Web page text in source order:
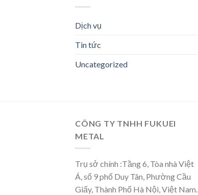
Dịch vụ
Tin tức
Uncategorized
CÔNG TY TNHH FUKUEI
METAL
Trụ sở chính :Tầng 6, Tòa nhà Việt
Á, số 9 phố Duy Tân, Phường Cầu
Giấy, Thành Phố Hà Nội, Việt Nam.